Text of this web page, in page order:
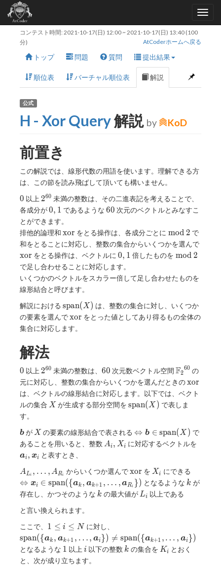
コンテスト時間: 2021-10-17(日) 12:00~ 2021-10-17(日) 13:40 (100
分)
AtCoderホームへ戻る
トップ 問題 質問 提出結果
順位表 バーチャル順位表 解説
公式
H - Xor Query解説 by KoD
前置き
この解説では、線形代数の用語を使います。理解できる方
は、この節を読み飛ばして頂いても構いません。
0
0 以上 2^{60}
260 未満の整数は、その二進表記を考えることで、
各成分が0,
1
0, 1 であるような 60
60 次元のベクトルとみなすこ
とができます。
排他的論理和 \mathrm{xor}
xor をとる操作は、各成分ごとに \bmod
\, 2
mod 2 で
和をとることに対応し、整数の集合からいくつかを選んで
xor をとる操作は、ベクトルに 0,
1
0, 1 倍したものを \bmod
mod 2
で足し合わせることに対応します。
いくつかのベクトルをスカラー倍して足し合わせたものを
線形結合と呼びます。
解説における \mathrm{span}
(X)
span(X ) は、整数の集合に対し、いくつか
の要素を選んで\mathrm{xor}
xor をとった値としてあり得るもの全体の
集合に対応します。
解法
0
0 以上 2^{60}
260 未満の整数は、 60
60 次元数ベクトル空間 {
F2
60 の
元に対応し、整数の集合からいくつかを選んだときのxor
は、ベクトルの線形結合に対応します。以下では、ベクト
ルの集合 X
X が生成する部分空間を\mathrm{span}
span(X ) で表しま
す。
\bm{b}
bが X
X の要素の線形結合で表される\Leftrightarrow
\bm{b} \in
⇔ b ∈ span(X ) で
あることを用いると、整数 A_i,
Ai, Xi に対応するベクトルを
ai, xi と表すとき、
A_{L_i},
\dots,
A_{R_i}
ALi , … , ARi からいくつか選んで\mathrm{xor}
xor を X_i
Xi にできる
\Leftrightarrow
\bm{x}_i \in
(\{\bm{a}_k,
\bm{a}_{k +
1}, \dots,
\bm{a}_{R_i}
\})
⇔ xi ∈ span({ak , ak+1 , … , aRi }) となるような k
k が
存在し、かつそのような k
k の最大値が L_i
Li 以上である
と言い換えられます。
ここで、 1
\leq
\leq
N
1 ≤ i ≤ N に対し、
(\{\bm{a}_k,
\bm{a}_{k +
1}, \dots,
span({ak , ak+1 , … , ai }) 
= span({ak+1 , … , ai })
となるような 1
1 以上 i
i 以下の整数 k
k の集合を K_i
Ki とおく
と、次が成り立ちます。